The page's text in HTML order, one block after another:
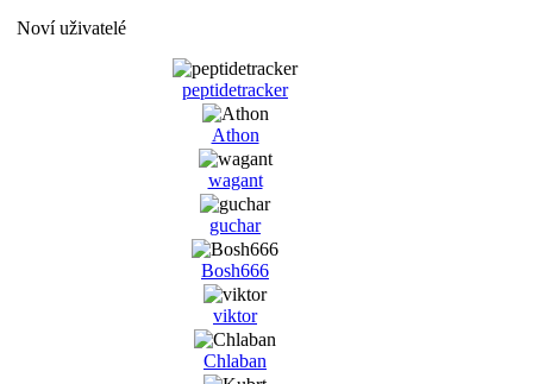
Noví uživatelé
peptidetracker
Athon
wagant
guchar
Bosh666
viktor
Chlaban